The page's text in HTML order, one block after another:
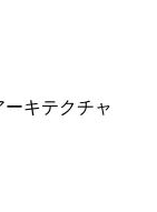
キテクチャ